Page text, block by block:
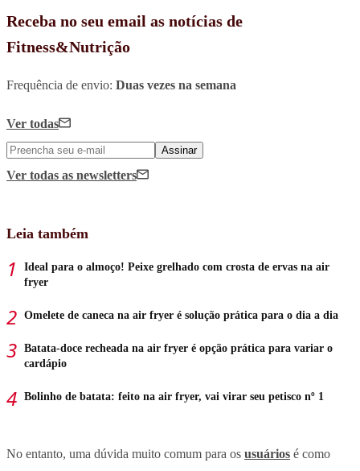
Receba no seu email as notícias de
Fitness&Nutrição
Frequência de envio: Duas vezes na semana
Ver todas
Assinar
Ver todas as newsletters
Leia também
Ideal para o almoço! Peixe grelhado com crosta de ervas na air
fryer
Omelete de caneca na air fryer é solução prática para o dia a dia
Batata-doce recheada na air fryer é opção prática para variar o
cardápio
Bolinho de batata: feito na air fryer, vai virar seu petisco nº 1
No entanto, uma dúvida muito comum para os usuários é como